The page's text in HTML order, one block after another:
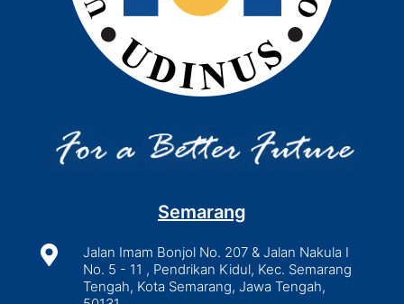
Semarang

Jalan Imam Bonjol No. 207 & Jalan Nakula I
No. 5 - 11 , Pendrikan Kidul, Kec. Semarang
Tengah, Kota Semarang, Jawa Tengah,